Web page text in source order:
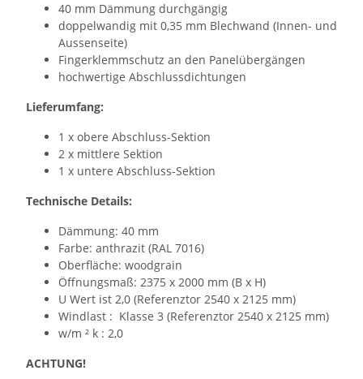
40 mm Dämmung durchgängig
doppelwandig mit 0,35 mm Blechwand (Innen- und
Aussenseite)
Fingerklemmschutz an den Panelübergängen
hochwertige Abschlussdichtungen
Lieferumfang:
1 x obere Abschluss-Sektion
2 x mittlere Sektion
1 x untere Abschluss-Sektion
Technische Details:
Dämmung: 40 mm
Farbe: anthrazit (RAL 7016)
Oberfläche: woodgrain
Öffnungsmaß: 2375 x 2000 mm (B x H)
U Wert ist 2,0 (Referenztor 2540 x 2125 mm)
Windlast : Klasse 3 (Referenztor 2540 x 2125 mm)
w/m ² k : 2,0
ACHTUNG!